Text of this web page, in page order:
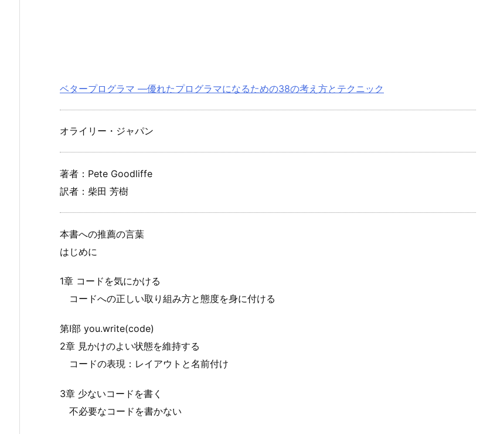
ベタープログラマ ―優れたプログラマになるための38の考え方とテクニック
オライリー・ジャパン
著者：Pete Goodliffe
訳者：柴田 芳樹
本書への推薦の言葉
はじめに
1章 コードを気にかける
コードへの正しい取り組み方と態度を身に付ける
第Ⅰ部 you.write(code)
2章 見かけのよい状態を維持する
コードの表現：レイアウトと名前付け
3章 少ないコードを書く
不必要なコードを書かない